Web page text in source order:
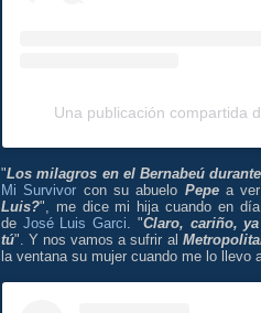
Una publicación compartida
"Los milagros en el Bernabeú
Mi Survivor con su abuelo Pepea ver
Luis?", me dice mi hija cuando en
de José Luis Garci. "Claro, cariño,
tú". Y nos vamos a sufrir al
la ventana su mujer cuando me lo llevo